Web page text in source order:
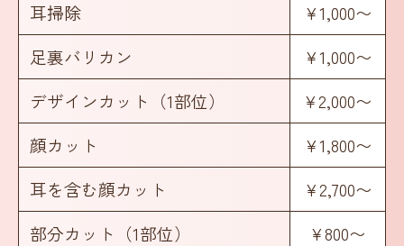
耳掃除
¥1,000〜
足裏バリカン
¥1,000〜
デザインカット（1部位）
¥2,000〜
顔カット
¥1,800〜
耳を含む顔カット
¥2,700〜
部分カット（1部位）
¥800〜